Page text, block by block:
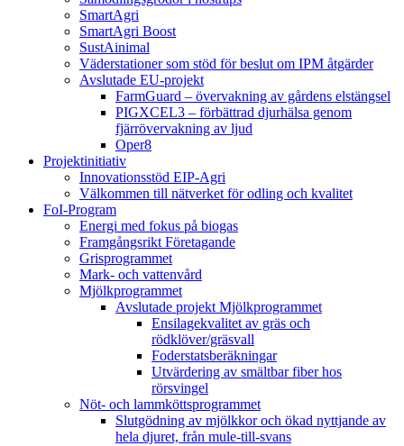
SmartAgri
SmartAgri Boost
SustAinimal
Väderstationer som stöd för beslut om IPM åtgärder
Avslutade EU-projekt
FarmGuard – övervakning av gårdens elstängsel
PIGXCEL3 – förbättrad djurhälsa genom
fjärrövervakning av ljud
Oper8
Projektinitiativ
Innovationsstöd EIP-Agri
Välkommen till nätverket för odling och kvalitet
FoI-Program
Energi med fokus på biogas
Framgångsrikt Företagande
Grisprogrammet
Mark- och vattenvård
Mjölkprogrammet
Avslutade projekt Mjölkprogrammet
Ensilagekvalitet av gräs och
rödklöver/gräsvall
Foderstatsberäkningar
Utvärdering av smältbar fiber hos
rörsvingel
Nöt- och lammköttsprogrammet
Slutgödning av mjölkkor och ökad nyttjande av
hela djuret, från mule-till-svans